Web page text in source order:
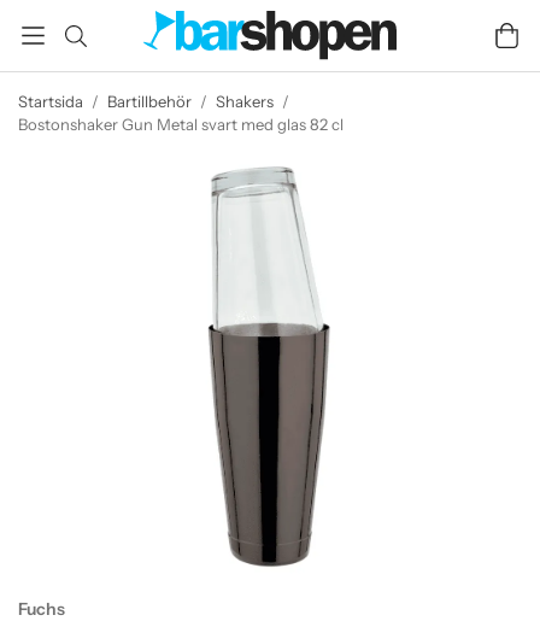
Startsida / Bartillbehör / Shakers /
Bostonshaker Gun Metal svart med glas 82 cl
Fuchs